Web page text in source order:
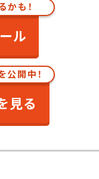
かも！
ル
開中！
見る